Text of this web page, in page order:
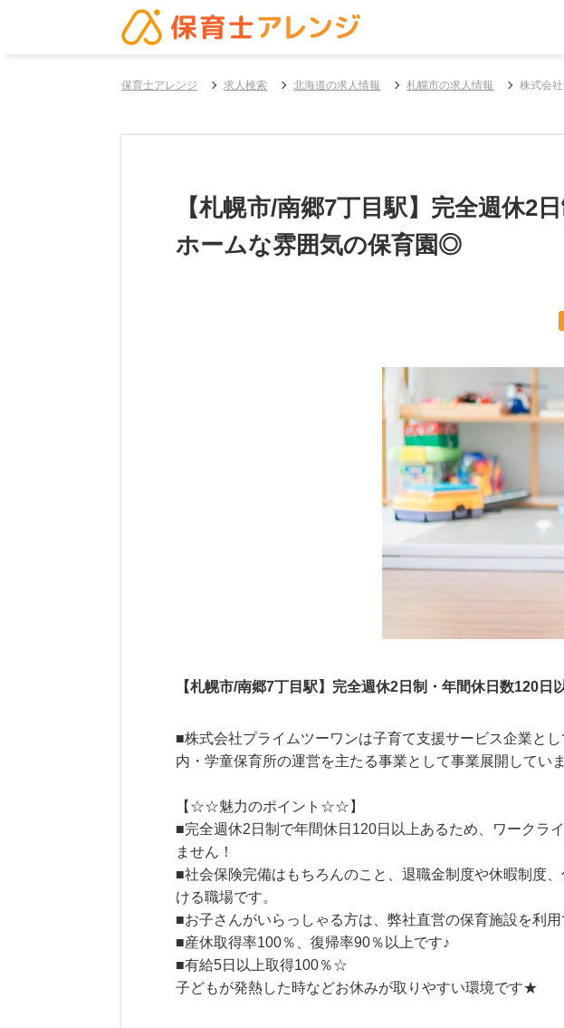
保育士アレンジ 求人検索 北海道の求人情報 札幌市の求人情報 株式会
【札幌市/南郷7丁目駅】完全週休2
ホームな雰囲気の保育園◎
【札幌市/南郷7丁目駅】完全週休2日制・年間休日数120
■株式会社プライムツーワンは子育て支援サービス企業と
内・学童保育所の運営を主たる事業として事業展開して
【☆☆魅力のポイント☆☆】
■完全週休2日制で年間休日120日以上あるため、ワークラ
ません！
■社会保険完備はもちろんのこと、退職金制度や休暇制度
ける職場です。
■お子さんがいらっしゃる方は、弊社直営の保育施設を利用
■産休取得率100％、復帰率90％以上です♪
■有給5日以上取得100％☆
子どもが発熱した時などお休みが取りやすい環境です★